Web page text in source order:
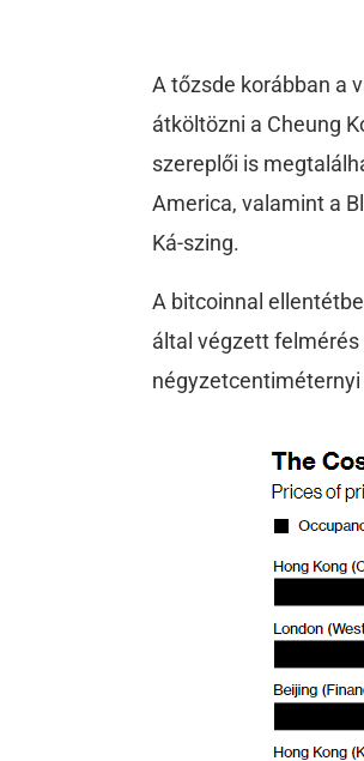
A tőzsde korábban a
átköltözni a Cheung
szereplői is
America, valamint a
Ká-szing.
A bitcoinnal
által végzett felmérés